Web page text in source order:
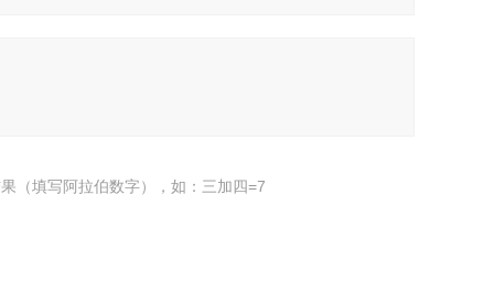
（填写阿拉伯数字），如：三加四=7